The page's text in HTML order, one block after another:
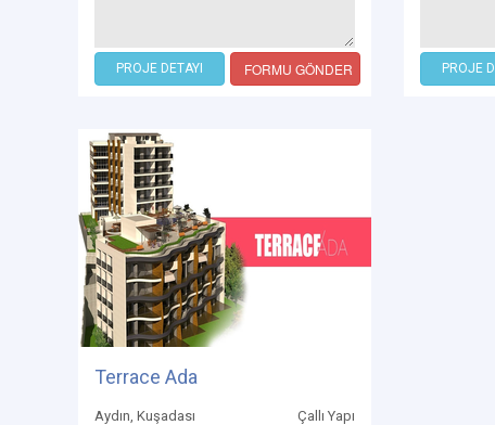
PROJE DETAYI FORMU GÖNDER PROJE
Terrace Ada
Aydın, Kuşadası Çallı Yapı